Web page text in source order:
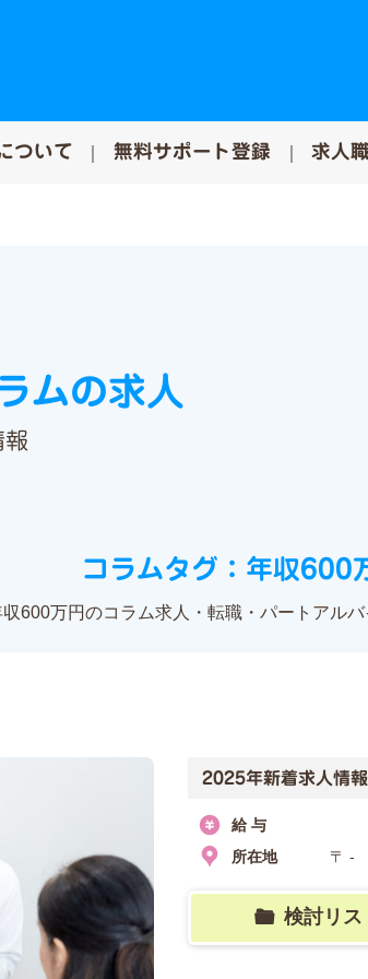
ついて 無料サポート登録 求人
ムの求人
報
コラムタグ：年収600
600万円のコラム求人・転職・パートアル
2025年新着求人情
給 与
所在地
〒 -
検討リス